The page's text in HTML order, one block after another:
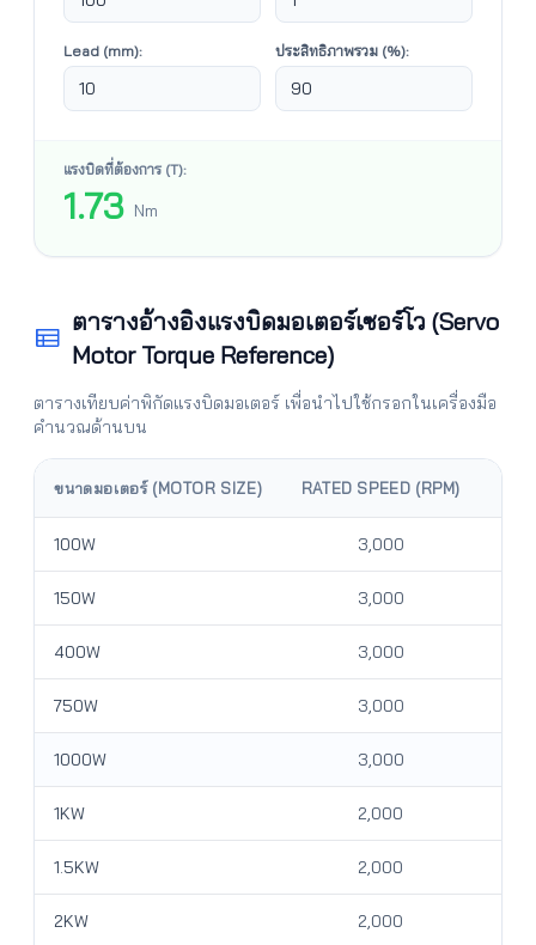
Lead (mm): ประสิทธิภาพรวม (%):
แรงบิดที่ต้องการ (T):
1.73 Nm
ตารางอ้างอิงแรงบิดมอเตอร์เซอร์โว (Servo
Motor Torque Reference)
ตารางเทียบค่าพิกัดแรงบิดมอเตอร์ เพื่อนำไปใช้กรอกในเครื่องมือ
คำนวณด้านบน
ขนาดมอเตอร์ (MOTOR SIZE) RATED SPEED (RPM)
100W 3,000
150W 3,000
400W 3,000
750W 3,000
1000W 3,000
1KW 2,000
1.5KW 2,000
2KW 2,000